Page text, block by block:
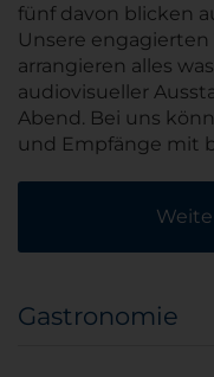
fünf davon blicken
Unsere
arrangieren alles
audiovisueller
Abend. Bei uns
und Empfänge mit
Gastronomie